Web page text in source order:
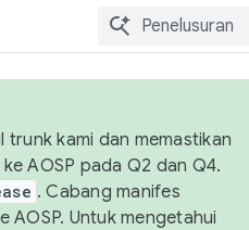
kami dan memastikan
AOSP pada Q2 dan Q4.
. Cabang manifes
AOSP. Untuk mengetahui